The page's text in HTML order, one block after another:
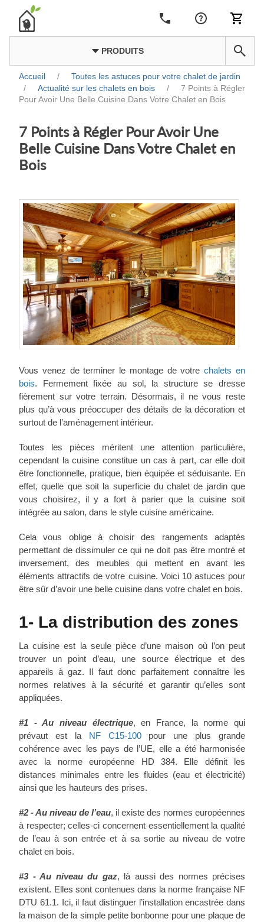
PRODUITS
Accueil /
Toutes les astuces pour votre chalet de jardin
/
Actualité sur les chalets en bois /
7 Points à Régler
Pour Avoir Une Belle Cuisine Dans Votre Chalet en Bois
7 Points à Régler Pour Avoir Une
Belle Cuisine Dans Votre Chalet en
Bois
Vous venez de terminer le montage de votrechalets en
bois. Fermement fixée au sol, la structure se dresse
fièrement sur votre terrain. Désormais, il ne vous reste
plus qu’à vous préoccuper des détails de la décoration et
surtout de l’aménagement intérieur.
Toutes les pièces méritent une attention particulière,
cependant la cuisine constitue un cas à part, car elle doit
être fonctionnelle, pratique, bien équipée et séduisante. En
effet, quelle que soit la superficie du chalet de jardin que
vous choisirez, il y a fort à parier que la cuisine soit
intégrée au salon, dans le style cuisine américaine.
Cela vous oblige à choisir des rangements adaptés
permettant de dissimuler ce qui ne doit pas être montré et
inversement, des meubles qui mettent en avant les
éléments attractifs de votre cuisine. Voici 10 astuces pour
être sûr d’avoir une belle cuisine dans votre chalet en bois.
1- La distribution des zones
La cuisine est la seule pièce d’une maison où l’on peut
trouver un point d’eau, une source électrique et des
appareils à gaz. Il faut donc parfaitement connaître les
normes relatives à la sécurité et garantir qu’elles sont
appliquées.
#1 - Au niveau électrique, en France, la norme qui
prévaut est la NF C15-100pour une plus grande
cohérence avec les pays de l’UE, elle a été harmonisée
avec la norme européenne HD 384. Elle définit les
distances minimales entre les fluides (eau et électricité)
ainsi que les hauteurs des prises.
#2 - Au niveau de l’eau, il existe des normes européennes
à respecter; celles-ci concernent essentiellement la qualité
de l’eau à son entrée et à sa sortie au niveau de votre
chalet en bois.
#3 - Au niveau du gaz, là aussi des normes précises
existent. Elles sont contenues dans la norme française NF
DTU 61.1. Ici, il faut distinguer l’installation encastrée dans
la maison de la simple petite bonbonne pour une plaque de